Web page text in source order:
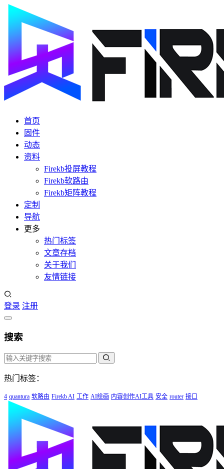
首页
固件
动态
资料
Firekb投屏教程
Firekb软路由
Firekb矩阵教程
定制
导航
更多
热门标签
文章存档
关于我们
友情链接
登录 注册
搜索
热门标签：
4 quantura 软路由 Firekb AI 工作 AI绘画 内容创作AI工具 安全 router 接口